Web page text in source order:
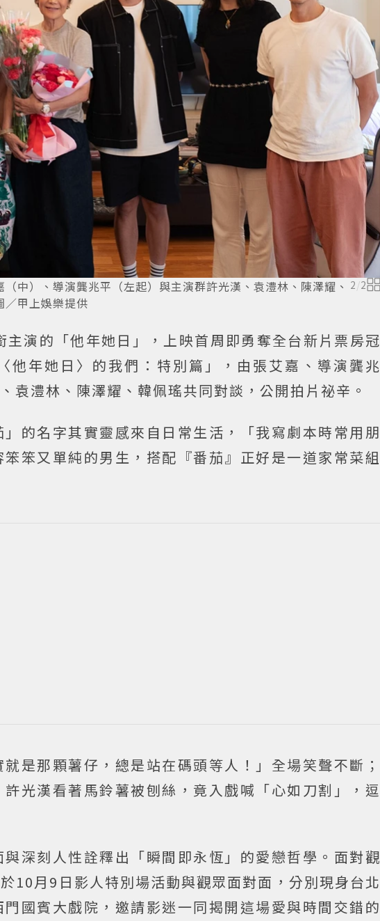
中）、導演龔兆平（左起）與主演群許光漢、袁澧林、陳澤耀、
／甲上娛樂提供
2/2
主演的「他年她日」，上映首周即勇奪全台新片票房冠
他年她日〉的我們：特別篇」，由張艾嘉、導演龔兆
袁澧林、陳澤耀、韓佩瑤共同對談，公開拍片祕辛。
的名字其實靈感來自日常生活，「我寫劇本時常用朋
笨又單純的男生，搭配『番茄』正好是一道家常菜組
是那顆薯仔，總是站在碼頭等人！」全場笑聲不斷；
光漢看著馬鈴薯被刨絲，竟入戲喊「心如刀割」，逗
與深刻人性詮釋出「瞬間即永恆」的愛戀哲學。面對觀
10月9日影人特別場活動與觀眾面對面，分別現身台北
國賓大戲院，邀請影迷一同揭開這場愛與時間交錯的